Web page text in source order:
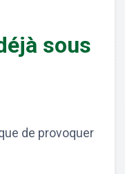
sous
de provoquer